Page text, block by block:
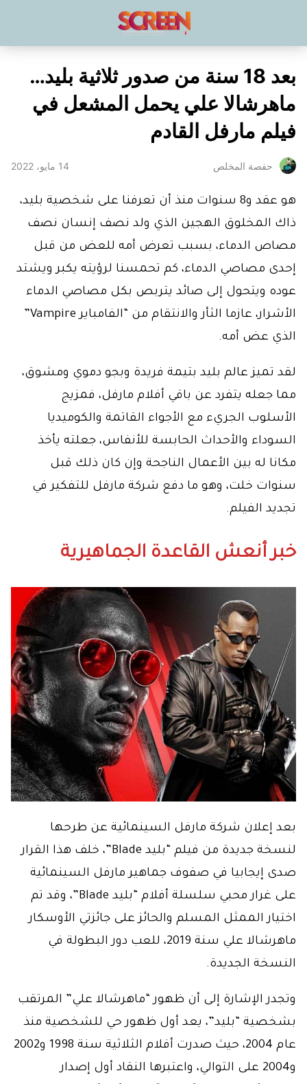
بعد 18 سنة من صدور ثلاثية بليد…
ماهرشالا علي يحمل المشعل في
فيلم مارفل القادم
حفصة المخلص 14 مايو، 2022
هو عقد و8 سنوات منذ أن تعرفنا على شخصية بليد،
ذاك المخلوق الهجين الذي ولد نصف إنسان نصف
مصاص الدماء، بسبب تعرض أمه للعض من قبل
إحدى مصاصي الدماء، كم تحمسنا لرؤيته يكبر ويشتد
عوده ويتحول إلى صائد يتربص بكل مصاصي الدماء
الأشرار، عازما الثأر والانتقام من “الفامباير Vampire”
الذي عض أمه.
لقد تميز عالم بليد بتيمة فريدة وبجو دموي ومشوق،
مما جعله يتفرد عن باقي أفلام مارفل، فمزيج
الأسلوب الجريء مع الأجواء القاتمة والكوميديا
السوداء والأحداث الحابسة للأنفاس، جعلته يأخذ
مكانا له بين الأعمال الناجحة وإن كان ذلك قبل
سنوات خلت، وهو ما دفع شركة مارفل للتفكير في
تجديد الفيلم.
خبر أنعش القاعدة الجماهيرية
بعد إعلان شركة مارفل السينمائية عن طرحها
لنسخة جديدة من فيلم “بليد Blade”، خلف هذا القرار
صدى إيجابيا في صفوف جماهير مارفل السينمائية
على غرار محبي سلسلة أفلام “بليد Blade”، وقد تم
اختيار الممثل المسلم والحائز على جائزتي الأوسكار
ماهرشالا علي سنة 2019، للعب دور البطولة في
النسخة الجديدة.
وتجدر الإشارة إلى أن ظهور “ماهرشالا علي” المرتقب
بشخصية “بليد”، يعد أول ظهور حي للشخصية منذ
عام 2004، حيث صدرت أفلام الثلاثية سنة 1998 و2002
و2004 على التوالي، واعتبرها النقاد أول إصدار